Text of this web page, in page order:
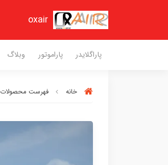
oxair
پاراگلایدر پاراموتور وبلاگ
خانه فهرست محصولات